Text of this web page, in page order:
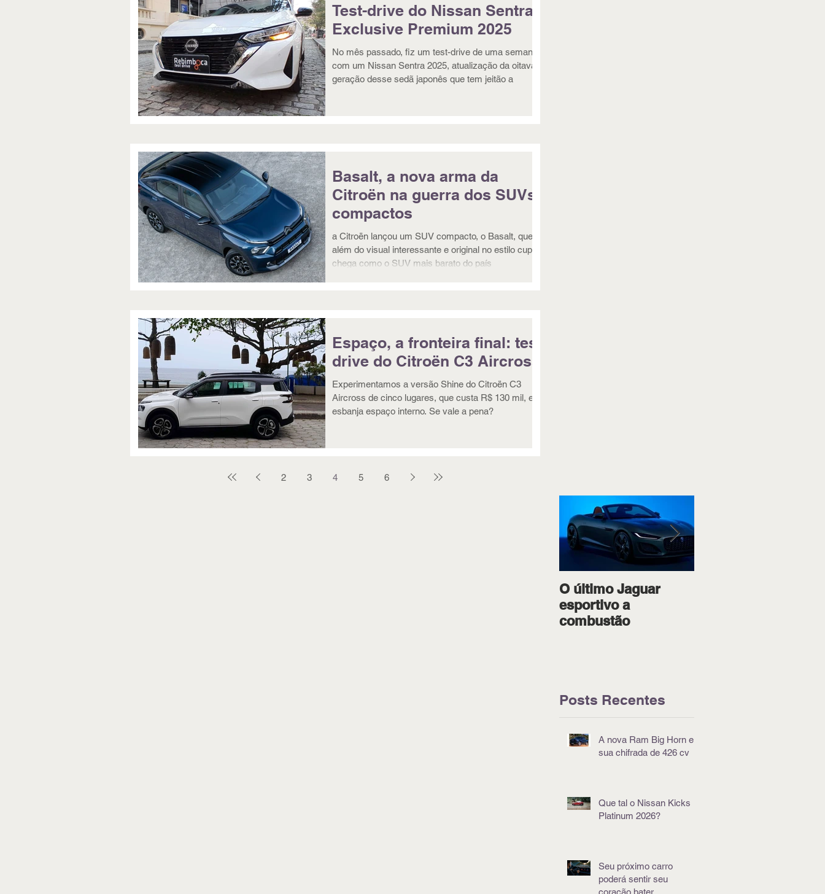
Test-drive do Nissan Sentra
Exclusive Premium 2025
No mês passado, fiz um test-drive de uma semana
com um Nissan Sentra 2025, atualização da oitava
geração desse sedã japonês que tem jeitão a
Basalt, a nova arma da
Citroën na guerra dos SUVs
compactos
a Citroën lançou um SUV compacto, o Basalt, que
além do visual interessante e original no estilo cupê,
chega como o SUV mais barato do país
Espaço, a fronteira final: test-
drive do Citroën C3 Aircross
Experimentamos a versão Shine do Citroën C3
Aircross de cinco lugares, que custa R$ 130 mil, e
esbanja espaço interno. Se vale a pena?
2 3 4 5 6
O último Jaguar
esportivo a
combustão
Posts Recentes
A nova Ram Big Horn e
sua chifrada de 426 cv
Que tal o Nissan Kicks
Platinum 2026?
Seu próximo carro
poderá sentir seu
coração bater.